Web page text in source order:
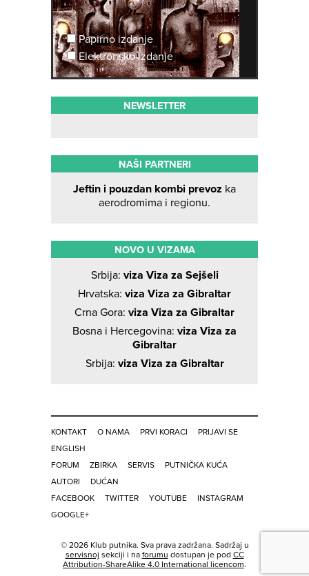
Papirno izdanje
Elektronsko izdanje
NEWSLETTER
NAŠI PARTNERI
Jeftin i pouzdan kombi prevoz ka
aerodromima i regionu.
NOVO U VIZAMA
Srbija: viza Viza za Sejšeli
Hrvatska: viza Viza za Gibraltar
Crna Gora: viza Viza za Gibraltar
Bosna i Hercegovina: viza Viza za
Gibraltar
Srbija: viza Viza za Gibraltar
KONTAKT O NAMA PRVI KORACI
PRIJAVI SE
ENGLISH
FORUM
ZBIRKA SERVIS
PUTNIČKA KUĆA
AUTORI
DUĆAN
FACEBOOK
TWITTER YOUTUBE
INSTAGRAM
GOOGLE+
© 2026 Klub putnika. Sva prava zadržana. Sadržaj u
servisnoj sekciji i na forumu dostupan je pod CC
Attribution-ShareAlike 4.0 International licencom.